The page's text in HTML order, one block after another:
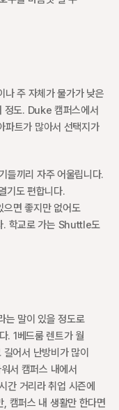
나 주 자체가 물가가 낮은
정도. Duke 캠퍼스에서
트가 많아서 선택지가
끼리 자주 어울립니다.
기도 편합니다.
으면 좋지만 없어도
. 학교로 가는 Shuttle도
말이 있을 정도로
. 1베드룸 렌트가 월
어서 난방비가 많이
서 캠퍼스 내에서
간 거리라 취업 시즌에
, 캠퍼스 내 생활만 한다면